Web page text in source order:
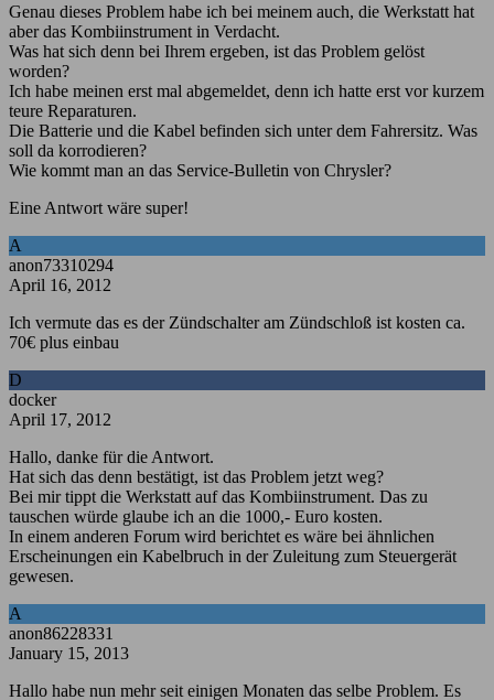
Genau dieses Problem habe ich bei meinem auch, die Werkstatt hat
aber das Kombiinstrument in Verdacht.
Was hat sich denn bei Ihrem ergeben, ist das Problem gelöst
worden?
Ich habe meinen erst mal abgemeldet, denn ich hatte erst vor kurzem
teure Reparaturen.
Die Batterie und die Kabel befinden sich unter dem Fahrersitz. Was
soll da korrodieren?
Wie kommt man an das Service-Bulletin von Chrysler?
Eine Antwort wäre super!
A
anon73310294
April 16, 2012
Ich vermute das es der Zündschalter am Zündschloß ist kosten ca.
70€ plus einbau
D
docker
April 17, 2012
Hallo, danke für die Antwort.
Hat sich das denn bestätigt, ist das Problem jetzt weg?
Bei mir tippt die Werkstatt auf das Kombiinstrument. Das zu
tauschen würde glaube ich an die 1000,- Euro kosten.
In einem anderen Forum wird berichtet es wäre bei ähnlichen
Erscheinungen ein Kabelbruch in der Zuleitung zum Steuergerät
gewesen.
A
anon86228331
January 15, 2013
Hallo habe nun mehr seit einigen Monaten das selbe Problem. Es